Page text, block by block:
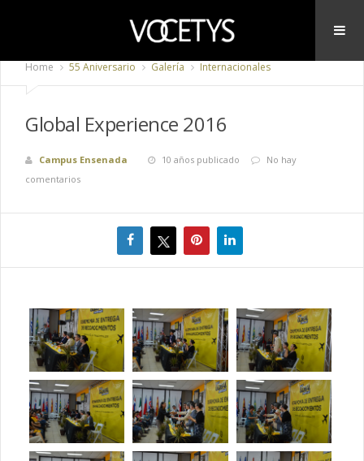
Home 55 Aniversario Galería Internacionales
Global Experience 2016
Campus Ensenada 10 años publicado
No hay
comentarios